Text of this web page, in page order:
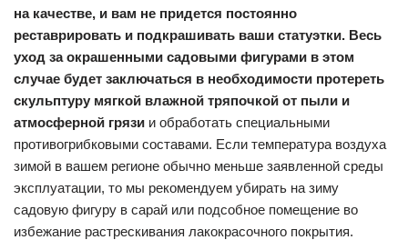
на качестве, и вам не придется постоянно
реставрировать и подкрашивать ваши статуэтки. Весь
уход за окрашенными садовыми фигурами в этом
случае будет заключаться в необходимости протереть
скульптуру мягкой влажной тряпочкой от пыли и
атмосферной грязи и обработать специальными
противогрибковыми составами. Если температура воздуха
зимой в вашем регионе обычно меньше заявленной среды
эксплуатации, то мы рекомендуем убирать на зиму
садовую фигуру в сарай или подсобное помещение во
избежание растрескивания лакокрасочного покрытия.